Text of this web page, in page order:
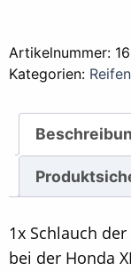
Rubber
Menge
Artikelnummer:
Kategorien: Reifen
1x Schlauch
bei der Honda